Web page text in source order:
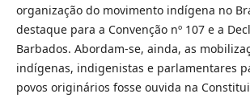
organização do movimento indígena no
destaque para a Convenção nº 107 e a
Barbados. Abordam-se, ainda, as
indígenas, indigenistas e parlamentares
povos originários fosse ouvida na